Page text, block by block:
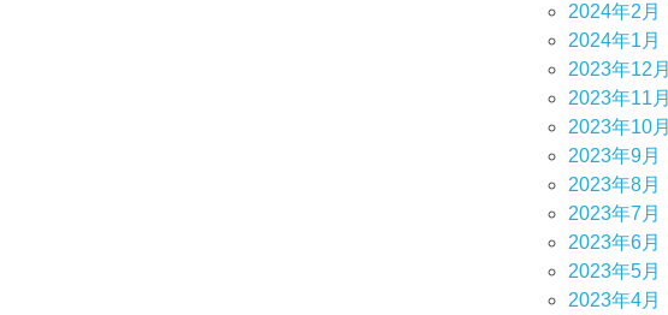
2024年2月
2024年1月
2023年12月
2023年11月
2023年10月
2023年9月
2023年8月
2023年7月
2023年6月
2023年5月
2023年4月